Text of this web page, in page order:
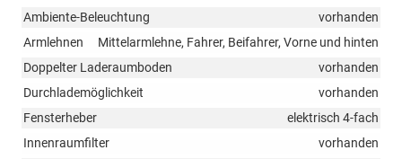
Ambiente-Beleuchtung
vorhanden
Armlehnen
Mittelarmlehne, Fahrer, Beifahrer, Vorne und hinten
Doppelter Laderaumboden
vorhanden
Durchlademöglichkeit
vorhanden
Fensterheber
elektrisch 4-fach
Innenraumfilter
vorhanden